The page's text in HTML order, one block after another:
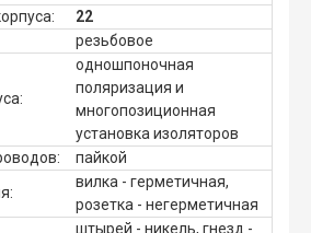
22
резьбовое
одношпоночная
поляризация и
многопозиционная
установка изоляторов
пайкой
вилка - герметичная,
розетка - негерметичная
штырей - никель, гнезд -